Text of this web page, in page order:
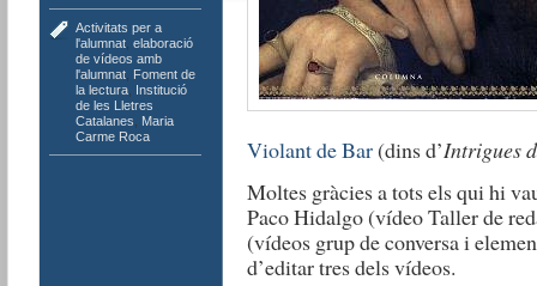
Activitats per a
l'alumnat, elaboració
de vídeos amb
l'alumnat, Foment de
la lectura, Institució
de les Lletres
Catalanes
Maria
Carme Roca
Violant de Bar (dins d’Intrigues
Moltes gràcies a tots els qui hi
Paco Hidalgo (vídeo Taller de
(vídeos grup de conversa i
d’editar tres dels vídeos.